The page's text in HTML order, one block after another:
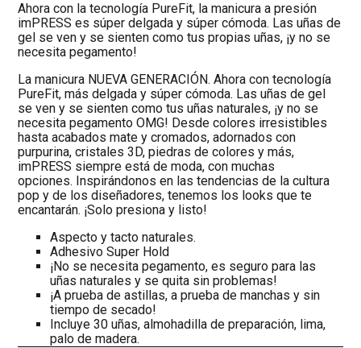
Ahora con la tecnología PureFit, la manicura a presión
imPRESS es súper delgada y súper cómoda. Las uñas de
gel se ven y se sienten como tus propias uñas, ¡y no se
necesita pegamento!
La manicura NUEVA GENERACIÓN. Ahora con tecnología
PureFit, más delgada y súper cómoda. Las uñas de gel
se ven y se sienten como tus uñas naturales, ¡y no se
necesita pegamento OMG! Desde colores irresistibles
hasta acabados mate y cromados, adornados con
purpurina, cristales 3D, piedras de colores y más,
imPRESS siempre está de moda, con muchas
opciones. Inspirándonos en las tendencias de la cultura
pop y de los diseñadores, tenemos los looks que te
encantarán. ¡Solo presiona y listo!
Aspecto y tacto naturales.
Adhesivo Super Hold
¡No se necesita pegamento, es seguro para las
uñas naturales y se quita sin problemas!
¡A prueba de astillas, a prueba de manchas y sin
tiempo de secado!
Incluye 30 uñas, almohadilla de preparación, lima,
palo de madera.